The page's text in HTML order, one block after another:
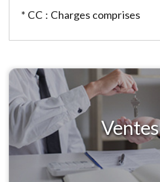
* CC : Charges comprises
Ventes